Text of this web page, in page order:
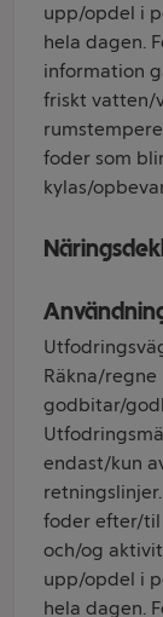
upp/opdel i
hela dagen.
information
friskt vatten/
foder som
kylas/
Räkna/
godbitar/
endast/kun
foder efter/til
och/og
upp/opdel i
hela dagen.